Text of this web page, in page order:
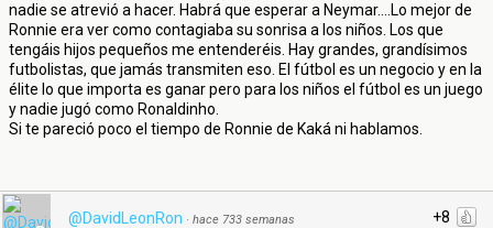
nadie se atrevió a hacer. Habrá que esperar a Neymar....Lo mejor de
Ronnie era ver como contagiaba su sonrisa a los niños. Los que
tengáis hijos pequeños me entenderéis. Hay grandes, grandísimos
futbolistas, que jamás transmiten eso. El fútbol es un negocio y en la
élite lo que importa es ganar pero para los niños el fútbol es un juego
y nadie jugó como Ronaldinho.
Si te pareció poco el tiempo de Ronnie de Kaká ni hablamos.
+8
@DavidLeonRon · hace 733 semanas